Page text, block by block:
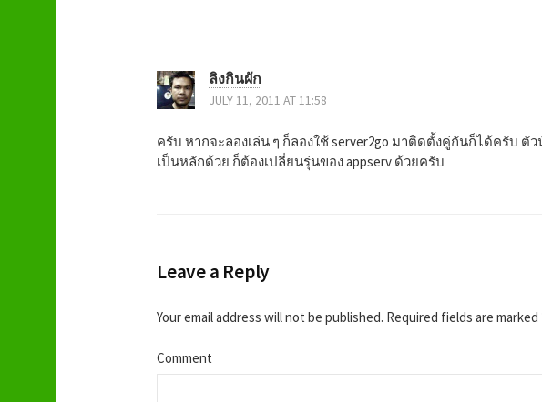
i
g
a
o
n
ลิงกินผัก
JULY 11, 2011 AT 11:58
ครับ หากจะลองเล่น ๆ ก็ลองใช้ server2go มาติดตั้งคู่กันก็ได้ครับ
เป็นหลักด้วย ก็ต้องเปลี่ยนรุ่นของ appserv ด้วยครับ
Leave a Reply
Your email address will not be published. Required fields are marked
Comment